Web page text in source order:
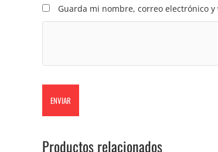
Guarda mi nombre, correo electrónico
Productos relacionados